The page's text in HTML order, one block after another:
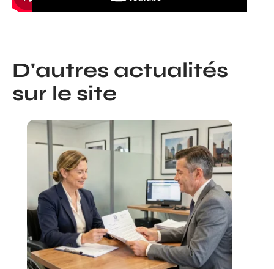
D'autres actualités
sur le site